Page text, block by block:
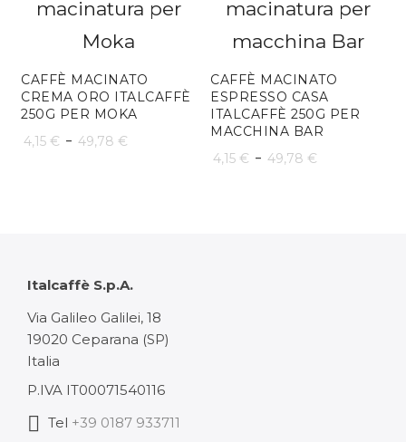
a
57,10 €
CAFFÈ MACINATO
CREMA ORO ITALCAFFÈ
250G PER MOKA
4,15 € - 49,78 €
49,78 €
CAFFÈ MACINATO
ESPRESSO CASA
ITALCAFFÈ 250G PER
MACCHINA BAR
4,15 € - 49,78 €
Italcaffè S.p.A.
Via Galileo Galilei, 18
19020 Ceparana (SP)
Italia
P.IVA IT00071540116
Tel +39 0187 933711